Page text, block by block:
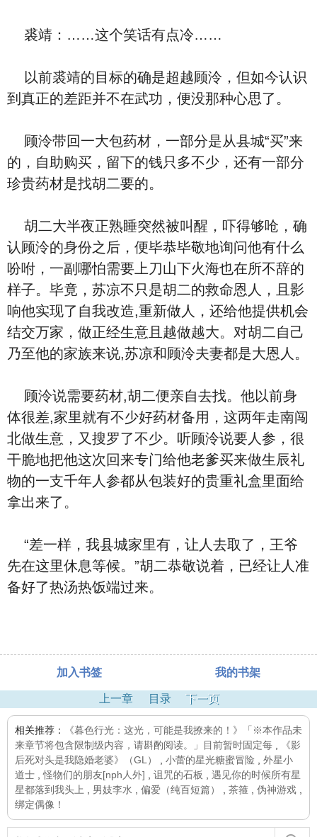
裘靖：……这个笑话有点冷……
以前裘靖的目标的确是超越顾泠，但如今认识
到真正的差距并不在武功，便没那种心思了。
顾泠带回一大包药材，一部分是从县城“买”来
的，自助购买，留下的钱只多不少，还有一部分
珍贵药材是找胡二要的。
胡二大半夜正熟睡突然被叫醒，吓得够呛，确
认顾泠的身份之后，便毕恭毕敬地询问他有什么
吩咐，一副哪怕需要上刀山下火海也在所不辞的
样子。毕竟，苏凉不只是胡二的救命恩人，且影
响他实现了自我改造,重新做人，还给他提供机会
结交万家，做正经生意且越做越大。对胡二自己
乃至他的家族来说,苏凉和顾泠夫妻都是大恩人。
顾泠说需要药材,胡二便亲自去找。他以前身
体很差,家里就有不少好药材备用，这两年走南闯
北做生意，又搜罗了不少。听顾泠说要人参，很
干脆地把他这次回来专门给他老爹买来做生辰礼
物的一支千年人参都从包装好的贵重礼盒里面给
拿出来了。
“差一样，我县城家里有，让人去取了，王爷
先在这里休息等候。”胡二恭敬说着，已经让人准
备好了热汤热饭端过来。
加入书签 我的书架
上一章 目录 下一页
相关推荐：
《暮色行光：这光，可能是我撩来的！》「※本作品未
来章节将包含限制级内容，请斟酌阅读。」目前暂时固定每
《影
后死对头是我隐婚老婆》（GL）
小蕾的星光糖蜜冒险
外星小
道士 ,怪物们的朋友[nph人外] 诅咒的石板
遇见你的时候所有星
星都落到我头上
男妓李水 偏爱（纯百短篇） 茶箍 伪神游戏
绑定偶像！